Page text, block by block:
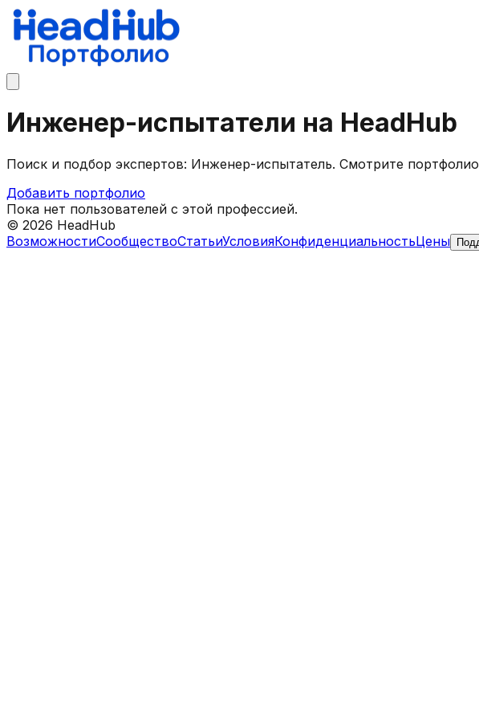
Инженер-испытатели на HeadHub
Поиск и подбор экспертов: Инженер-испытатель. Смотрите
Добавить портфолио
Пока нет пользователей с этой профессией.
© 2026 HeadHub
ВозможностиСообществоСтатьиУсловияКонфиденциальностьЦены